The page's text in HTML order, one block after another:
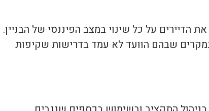
הדיירים על כל שינוי במצב הפיננסי של הבניין.
שבהם הוועד לא עמד בדרישות שקיפות